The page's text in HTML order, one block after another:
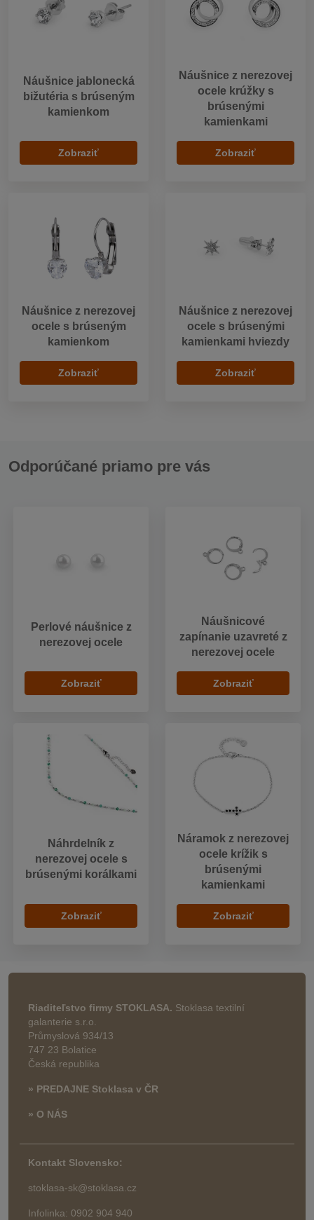
Náušnice jablonecká
bižutéria s brúseným
kamienkom
Zobraziť
Náušnice z nerezovej
ocele krúžky s
brúsenými
kamienkami
Zobraziť
Náušnice z nerezovej
ocele s brúseným
kamienkom
Zobraziť
Náušnice z nerezovej
ocele s brúsenými
kamienkami hviezdy
Zobraziť
Odporúčané priamo pre vás
Perlové náušnice z
nerezovej ocele
Zobraziť
Náušnicové
zapínanie uzavreté z
nerezovej ocele
Zobraziť
Náhrdelník z
nerezovej ocele s
brúsenými korálkami
Zobraziť
Náramok z nerezovej
ocele krížik s
brúsenými
kamienkami
Zobraziť
Riaditeľstvo firmy STOKLASA. Stoklasa textilní
galanterie s.r.o.
Průmyslová 934/13
747 23 Bolatice
Česká republika
» PREDAJNE Stoklasa v ČR
» O NÁS
Kontakt Slovensko:
stoklasa-sk@stoklasa.cz
Infolinka: 0902 904 940